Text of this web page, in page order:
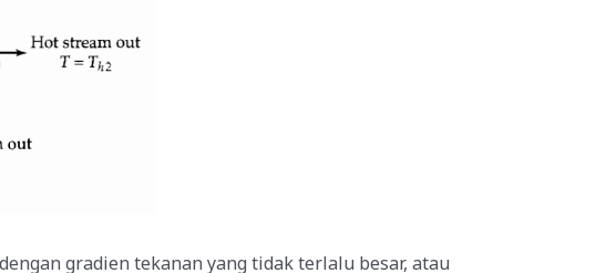
gradien tekanan yang tidak terlalu besar, atau